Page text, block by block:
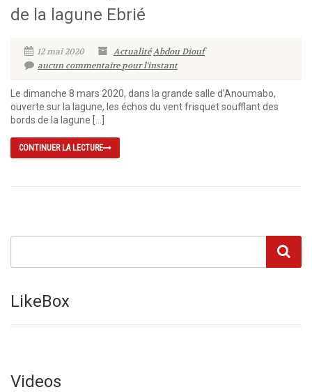
de la lagune Ebrié
12 mai 2020 ActualitéAbdou Diouf
aucun commentaire pour l'instant
Le dimanche 8 mars 2020, dans la grande salle d’Anoumabo,
ouverte sur la lagune, les échos du vent frisquet soufflant des
bords de la lagune […]
CONTINUER LA LECTURE
LikeBox
Videos